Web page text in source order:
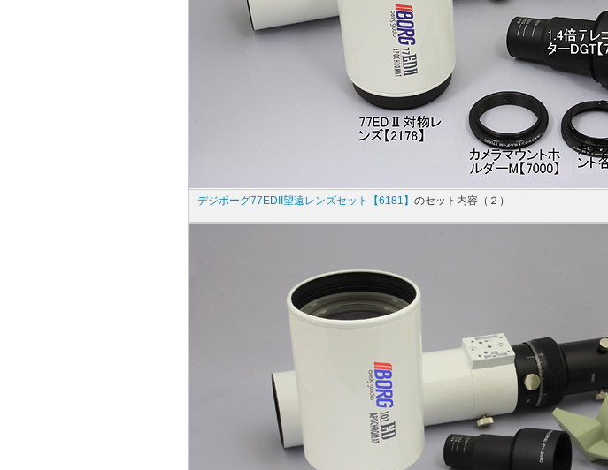
デジボーグ77EDII望遠レンズセット【6181】 のセット内容（２）